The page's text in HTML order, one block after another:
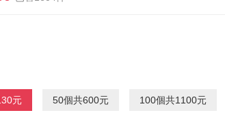
元 50個共600元 100個共1100元